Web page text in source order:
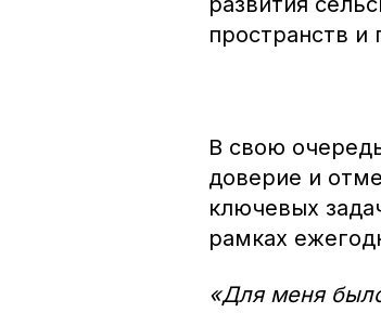
пространств
В свою
доверие и
ключевых
рамках
«Для меня